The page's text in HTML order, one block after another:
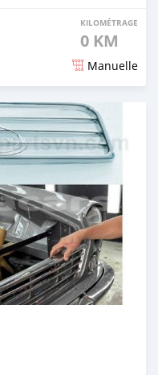
KILOMÉTRAGE
0 KM
Manuelle